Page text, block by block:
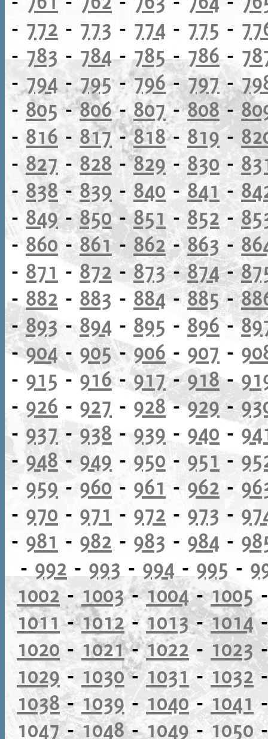
- 772 - 773 - 774 - 775 -
-783 -784-785-786-
- 794 -795-796-797-
- 805-806-807-808-
- 816 - 817-818- 819-
-827 -828 -829- 830 -
- 838-839 - 840-841 -
- 849-850-851 - 852 -
- 860 -861- 862-863-
- 871 -872 -873-874-
- 882 - 883 - 884-885-
-893-894 - 895 - 896-
-904- 905-906 - 907 -
- 915 -916-917-918-
- 926 - 927 - 928-929-
- 937 -938 - 939 - 940 -
-948- 949 - 950 - 951 -
- 959 - 960 - 961 - 962 -
- 970 - 971 - 972 - 973 -
- 981 - 982 - 983 - 984 -
- 992 - 993 - 994 - 995 -
1002 - 1003-1004-1005
1011-1012-1013-1014
1020 - 1021-1022 - 1023
1029 - 1030-1031 - 1032
1038-1039 - 1040-1041
1047-1048-1049-1050